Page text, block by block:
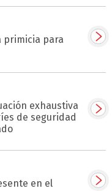
primicia para
exhaustiva
de seguridad
en el